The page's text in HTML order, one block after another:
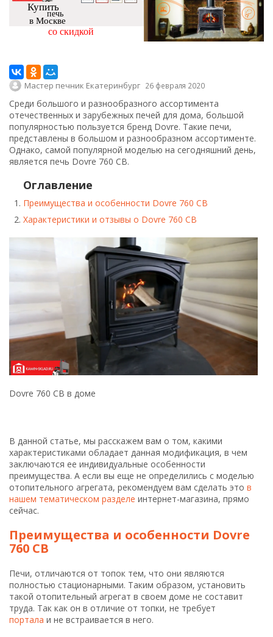
Купить
печь
в Москве
со скидкой
Мастер печник Екатеринбург 26 февраля 2020
Среди большого и разнообразного ассортимента
отечественных и зарубежных печей для дома, большой
популярностью пользуется бренд Dovre. Такие печи,
представлены в большом и разнообразном ассортименте.
Однако, самой популярной моделью на сегодняшний день,
является печь Dovre 760 CB.
Оглавление
Преимущества и особенности Dovre 760 CB
Характеристики и отзывы о Dovre 760 CB
Dovre 760 CB в доме
В данной статье, мы расскажем вам о том, какими
характеристиками обладает данная модификация, в чем
заключаются ее индивидуальные особенности
преимущества. А если вы еще не определились с моделью
отопительного агрегата, рекомендуем вам сделать это в
нашем тематическом разделе интернет-магазина, прямо
сейчас.
Преимущества и особенности Dovre
760 CB
Печи, отличаются от топок тем, что они являются
полностью стационарными. Таким образом, установить
такой отопительный агрегат в своем доме не составит
труда. Так как он в отличие от топки, не требует
портала и не встраивается в него.